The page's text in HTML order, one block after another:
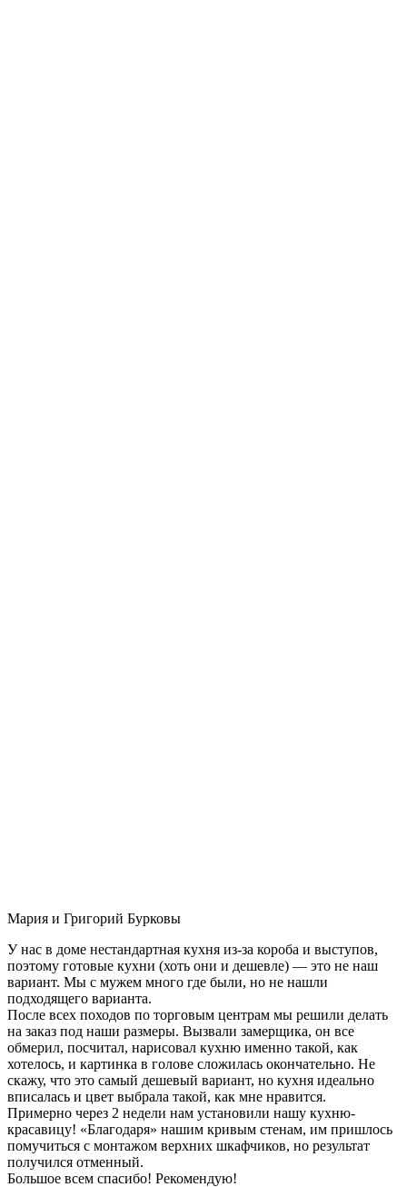
Мария и Григорий Бурковы
У нас в доме нестандартная кухня из-за короба и выступов,
поэтому готовые кухни (хоть они и дешевле) — это не наш
вариант. Мы с мужем много где были, но не нашли
подходящего варианта.
После всех походов по торговым центрам мы решили делать
на заказ под наши размеры. Вызвали замерщика, он все
обмерил, посчитал, нарисовал кухню именно такой, как
хотелось, и картинка в голове сложилась окончательно. Не
скажу, что это самый дешевый вариант, но кухня идеально
вписалась и цвет выбрала такой, как мне нравится.
Примерно через 2 недели нам установили нашу кухню-
красавицу! «Благодаря» нашим кривым стенам, им пришлось
помучиться с монтажом верхних шкафчиков, но результат
получился отменный.
Большое всем спасибо! Рекомендую!